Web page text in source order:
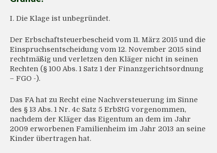
I. Die Klage ist unbegründet.
Der Erbschaftsteuerbescheid vom 11. März 2015 und die
Einspruchsentscheidung vom 12. November 2015 sind
rechtmäßig und verletzen den Kläger nicht in seinen
Rechten (§ 100 Abs. 1 Satz 1 der Finanzgerichtsordnung
– FGO -).
Das FA hat zu Recht eine Nachversteuerung im Sinne
des § 13 Abs. 1 Nr. 4c Satz 5 ErbStG vorgenommen,
nachdem der Kläger das Eigentum an dem im Jahr
2009 erworbenen Familienheim im Jahr 2013 an seine
Kinder übertragen hat.